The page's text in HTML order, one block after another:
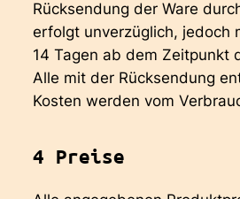
Rücksendung der Ware
erfolgt unverzüglich, jedoch
14 Tagen ab dem Zeitpunkt
Alle mit der Rücksendung
Kosten werden vom
4 Preise